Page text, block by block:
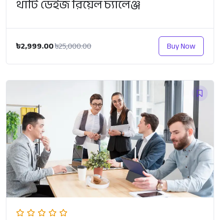
থার্টি ডেইজ রিয়েল চ্যালেঞ্জ
৳2,999.00৳25,000.00 Buy Now